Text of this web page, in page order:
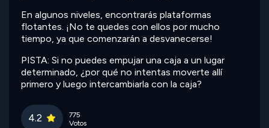
En algunos niveles, encontrarás plataformas
flotantes. ¡No te quedes con ellos por mucho
tiempo, ya que comenzarán a desvanecerse!
PISTA: Si no puedes empujar una caja a un lugar
determinado, ¿por qué no intentas moverte allí
primero y luego intercambiarla con la caja?
4.2
775
Votos